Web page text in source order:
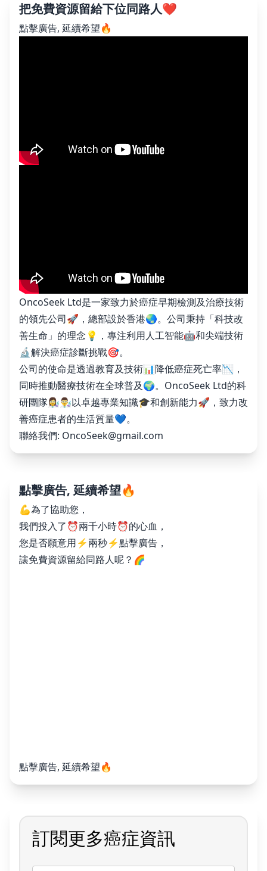
把免費資源留給下位同路人❤️
點擊廣告, 延續希望🔥
OncoSeek Ltd是一家致力於癌症早期檢測及治療技術
的領先公司🚀，總部設於香港🌏。公司秉持「科技改
善生命」的理念💡，專注利用人工智能🤖和尖端技術
🔬解決癌症診斷挑戰🎯。
公司的使命是透過教育及技術📊降低癌症死亡率📉，
同時推動醫療技術在全球普及🌍。OncoSeek Ltd的科
研團隊👩‍🔬👨‍🔬以卓越專業知識🎓和創新能力🚀，致力改
善癌症患者的生活質量💙。
聯絡我們: OncoSeek@gmail.com
點擊廣告, 延續希望🔥
💪為了協助您，
我們投入了⏰兩千小時⏰的心血，
您是否願意用⚡️兩秒⚡️點擊廣告，
讓免費資源留給同路人呢？🌈
點擊廣告, 延續希望🔥
訂閱更多癌症資訊